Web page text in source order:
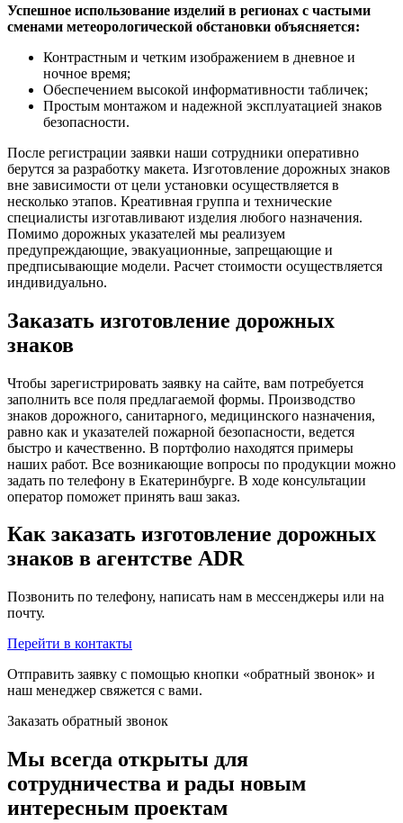
Успешное использование изделий в регионах с частыми
сменами метеорологической обстановки объясняется:
Контрастным и четким изображением в дневное и
ночное время;
Обеспечением высокой информативности табличек;
Простым монтажом и надежной эксплуатацией знаков
безопасности.
После регистрации заявки наши сотрудники оперативно
берутся за разработку макета. Изготовление дорожных знаков
вне зависимости от цели установки осуществляется в
несколько этапов. Креативная группа и технические
специалисты изготавливают изделия любого назначения.
Помимо дорожных указателей мы реализуем
предупреждающие, эвакуационные, запрещающие и
предписывающие модели. Расчет стоимости осуществляется
индивидуально.
Заказать изготовление дорожных
знаков
Чтобы зарегистрировать заявку на сайте, вам потребуется
заполнить все поля предлагаемой формы. Производство
знаков дорожного, санитарного, медицинского назначения,
равно как и указателей пожарной безопасности, ведется
быстро и качественно. В портфолио находятся примеры
наших работ. Все возникающие вопросы по продукции можно
задать по телефону в Екатеринбурге. В ходе консультации
оператор поможет принять ваш заказ.
Как заказать изготовление дорожных
знаков в агентстве ADR
Позвонить по телефону, написать нам в мессенджеры или на
почту.
Перейти в контакты
Отправить заявку с помощью кнопки «обратный звонок» и
наш менеджер свяжется с вами.
Заказать обратный звонок
Мы всегда открыты для
сотрудничества и рады новым
интересным проектам